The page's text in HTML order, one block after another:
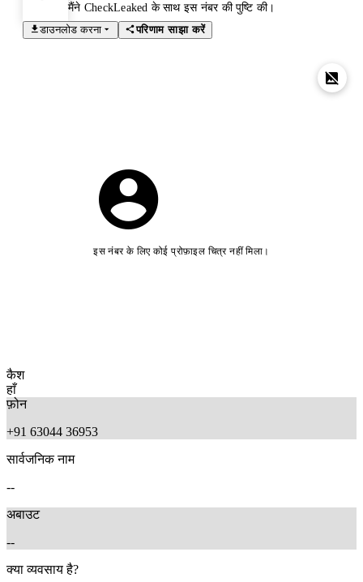
मैंने CheckLeaked के साथ इस नंबर की पुष्टि की।
डाउनलोड करना
परिणाम साझा करें
इस नंबर के लिए कोई प्रोफ़ाइल चित्र नहीं मिला।
कैश
हाँ
फ़ोन
+91 63044 36953
सार्वजनिक नाम
--
अबाउट
--
क्या व्यवसाय है?